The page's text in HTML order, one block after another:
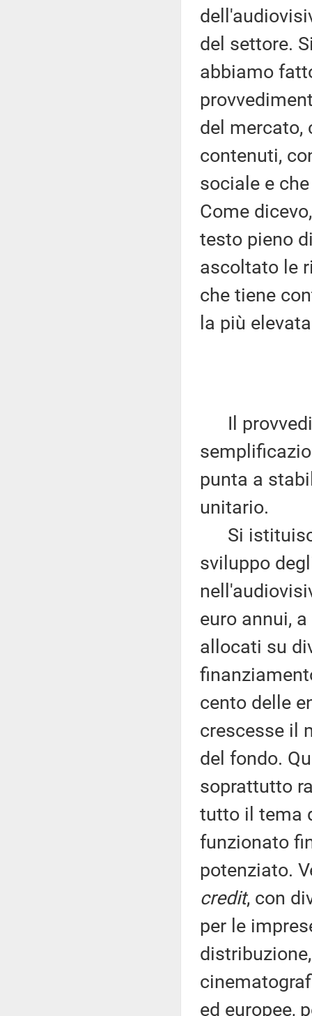
del settore.
abbiamo
del mercato,
contenuti,
sociale e
Come
testo pieno
ascoltato le
che tiene
la più
Il
punta a
unitario.
Si
sviluppo
euro annui,
allocati su
cento delle
crescesse il
del fondo.
soprattutto
tutto il tema
funzionato
potenziato.
credit, con
per le
ed europee,